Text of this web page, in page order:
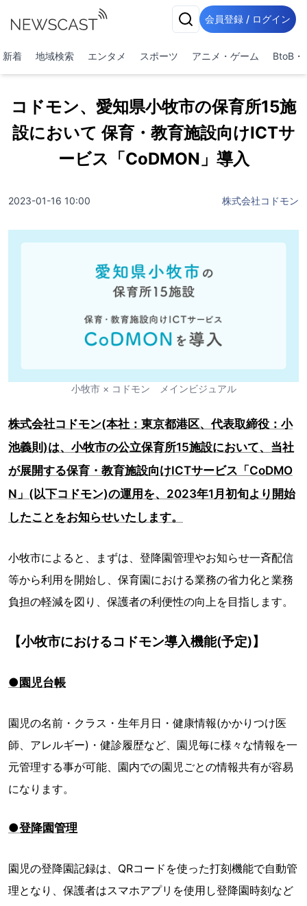
会員登録 / ログイン
新着 地域検索 エンタメ スポーツ アニメ・ゲーム BtoB・
コドモン、愛知県小牧市の保育所15施
設において 保育・教育施設向けICTサ
ービス「CoDMON」導入
2023-01-16 10:00 株式会社コドモン
小牧市 × コドモン メインビジュアル
株式会社コドモン(本社：東京都港区、代表取締役：小
池義則)は、小牧市の公立保育所15施設において、当社
が展開する保育・教育施設向けICTサービス「CoDMO
N」(以下コドモン)の運用を、2023年1月初旬より開始
したことをお知らせいたします。
小牧市によると、まずは、登降園管理やお知らせ一斉配信
等から利用を開始し、保育園における業務の省力化と業務
負担の軽減を図り、保護者の利便性の向上を目指します。
【小牧市におけるコドモン導入機能(予定)】
●園児台帳
園児の名前・クラス・生年月日・健康情報(かかりつけ医
師、アレルギー)・健診履歴など、園児毎に様々な情報を一
元管理する事が可能、園内での園児ごとの情報共有が容易
になります。
●登降園管理
園児の登降園記録は、QRコードを使った打刻機能で自動管
理となり、保護者はスマホアプリを使用し登降園時刻など